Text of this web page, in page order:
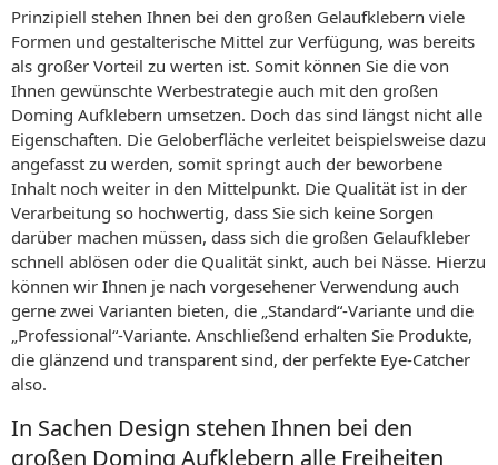
Prinzipiell stehen Ihnen bei den großen Gelaufklebern viele
Formen und gestalterische Mittel zur Verfügung, was bereits
als großer Vorteil zu werten ist. Somit können Sie die von
Ihnen gewünschte Werbestrategie auch mit den großen
Doming Aufklebern umsetzen. Doch das sind längst nicht alle
Eigenschaften. Die Geloberfläche verleitet beispielsweise dazu
angefasst zu werden, somit springt auch der beworbene
Inhalt noch weiter in den Mittelpunkt. Die Qualität ist in der
Verarbeitung so hochwertig, dass Sie sich keine Sorgen
darüber machen müssen, dass sich die großen Gelaufkleber
schnell ablösen oder die Qualität sinkt, auch bei Nässe. Hierzu
können wir Ihnen je nach vorgesehener Verwendung auch
gerne zwei Varianten bieten, die „Standard“-Variante und die
„Professional“-Variante. Anschließend erhalten Sie Produkte,
die glänzend und transparent sind, der perfekte Eye-Catcher
also.
In Sachen Design stehen Ihnen bei den
großen Doming Aufklebern alle Freiheiten